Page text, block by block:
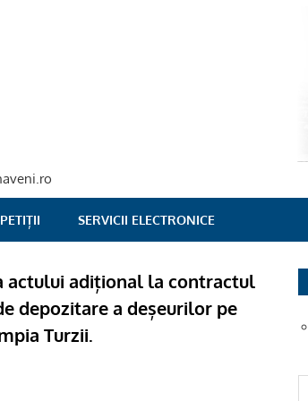
SERVICII ELECTRONICE
actului adițional la contractul
depozitare a deșeurilor pe
Turzii.